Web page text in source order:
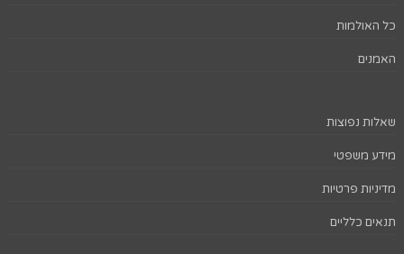
כל האולמות
האמנים
שאלות נפוצות
מידע משפטי
מדיניות פרטיות
תנאים כלליים